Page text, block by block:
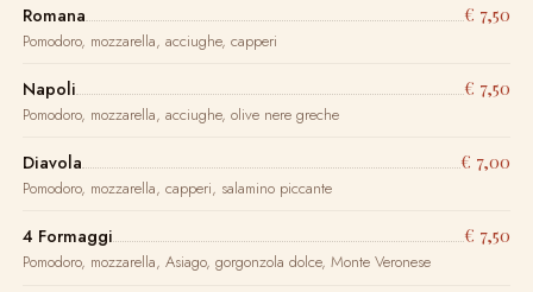
Romana € 7,50
Pomodoro, mozzarella, acciughe, capperi
Napoli € 7,50
Pomodoro, mozzarella, acciughe, olive nere greche
Diavola € 7,00
Pomodoro, mozzarella, capperi, salamino piccante
4 Formaggi € 7,50
Pomodoro, mozzarella, Asiago, gorgonzola dolce, Monte Veronese